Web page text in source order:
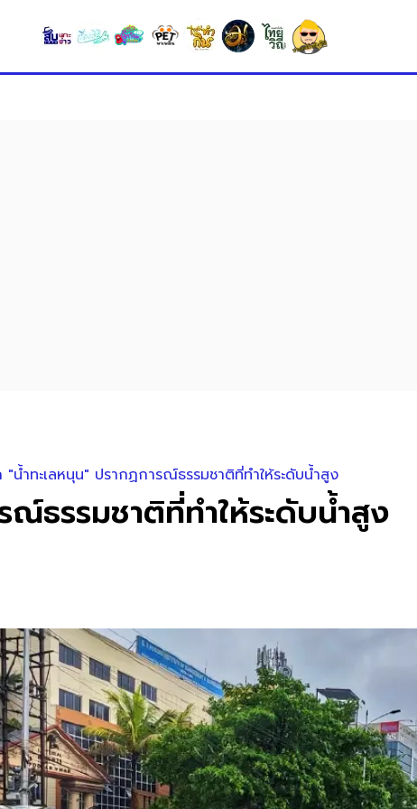
"น้ำทะเลหนุน" ปรากฏการณ์ธรรมชาติที่ทำให้ระดับน้ำสูง
ธรรมชาติที่ทำให้ระดับน้ำสูง